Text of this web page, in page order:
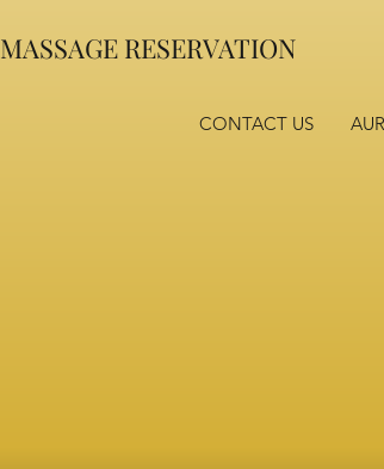
MASSAGE RESERVATION
CONTACT US